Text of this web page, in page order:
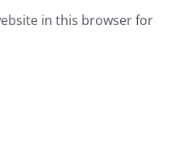
in this browser for